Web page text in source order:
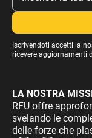
Iscrivendoti accetti la
ricevere aggiornamenti
LA NOSTRA
RFU offre
svelando le
delle forze che